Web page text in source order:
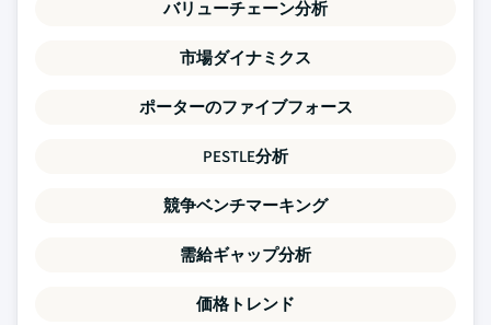
バリューチェーン分析
市場ダイナミクス
ポーターのファイブフォース
PESTLE分析
競争ベンチマーキング
需給ギャップ分析
価格トレンド